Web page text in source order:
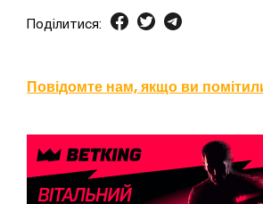
Поділитися:
Повідомте нам, якщо ви